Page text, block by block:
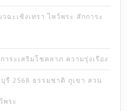
ฉะเชิงเทรา ไหว้พระ สักการะ
าระเสริมโชคลาภ ความรุ่งเรือง
รี 2568 ธรรมชาติ ภูเขา สวน
พระ